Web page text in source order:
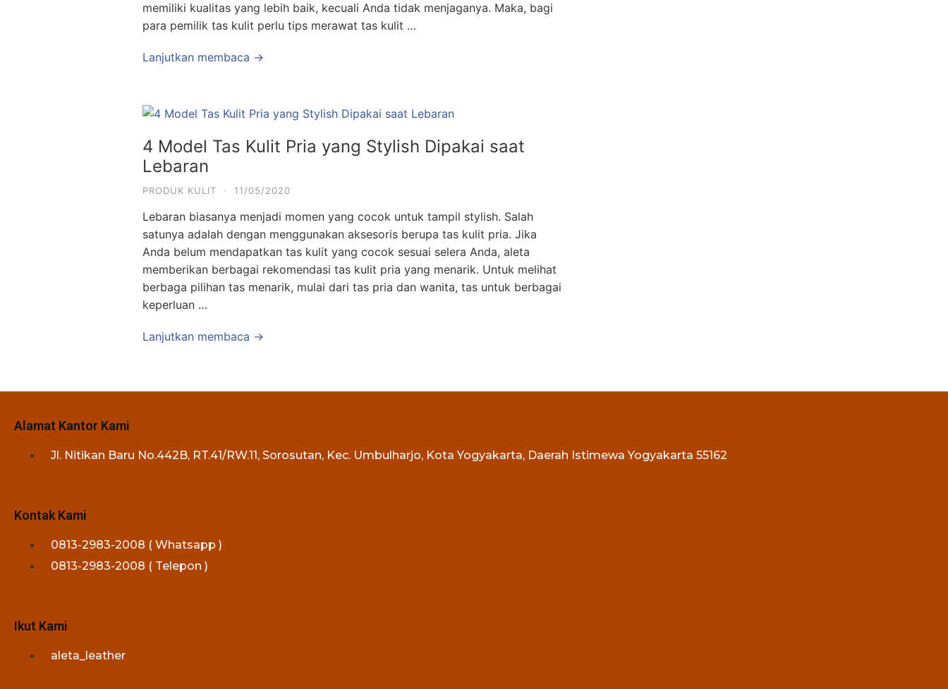
memiliki kualitas yang lebih baik, kecuali Anda tidak menjaganya. Maka, bagi
para pemilik tas kulit perlu tips merawat tas kulit …
Lanjutkan membaca →
4 Model Tas Kulit Pria yang Stylish Dipakai saat
Lebaran
PRODUK KULIT · 11/05/2020
Lebaran biasanya menjadi momen yang cocok untuk tampil stylish. Salah
satunya adalah dengan menggunakan aksesoris berupa tas kulit pria. Jika
Anda belum mendapatkan tas kulit yang cocok sesuai selera Anda, aleta
memberikan berbagai rekomendasi tas kulit pria yang menarik. Untuk melihat
berbaga pilihan tas menarik, mulai dari tas pria dan wanita, tas untuk berbagai
keperluan …
Lanjutkan membaca →
Alamat Kantor Kami
Jl. Nitikan Baru No.442B, RT.41/RW.11, Sorosutan, Kec. Umbulharjo, Kota Yogyakarta, Daerah Istimewa Yogyakarta 55162
Kontak Kami
0813-2983-2008 ( Whatsapp )
0813-2983-2008 ( Telepon )
Ikut Kami
aleta_leather